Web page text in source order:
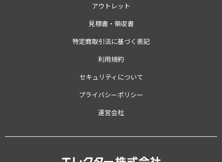
アウトレット
見積書・領収書
特定商取引法に基づく表記
利用規約
セキュリティについて
プライバシーポリシー
運営会社